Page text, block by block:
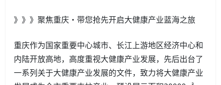
》》》聚焦重庆·带您抢先开启大健康产业蓝海之旅
重庆作为国家重要中心城市、长江上游地区经济中心和
内陆开放高地，高度重视大健康产业发展，先后出台了
一系列关于大健康产业发展的文件，致力将大健康产业